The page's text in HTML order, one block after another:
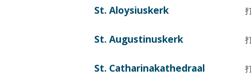
St. Aloysiuskerk
St. Augustinuskerk
St. Catharinakathedraal